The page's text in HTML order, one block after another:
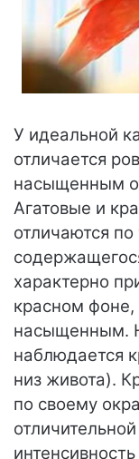
У идеальной
отличается
насыщенным
Агатовые и
отличаются
характерно
красном фоне,
насыщенным.
наблюдается
низ живота).
по своему